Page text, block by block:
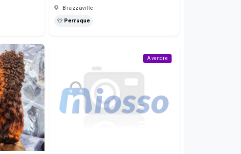
Brazzaville
👕 Perruque
A vendre